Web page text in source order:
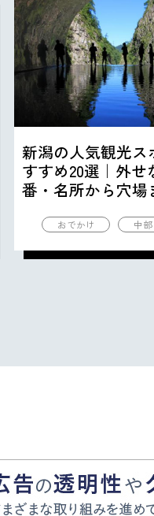
新潟の人気観光ス
すすめ20選｜外せ
番・名所から穴場
おでかけ 中部